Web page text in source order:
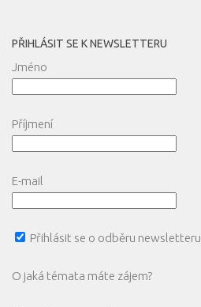
PŘIHLÁSIT SE K NEWSLETTERU
Jméno
Příjmení
E-mail
Přihlásit se o odběru newsletteru
O jaká témata máte zájem?